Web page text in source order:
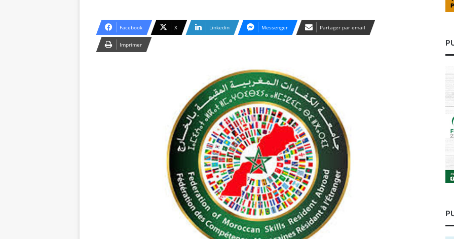
Facebook X Linkedin Messenger Partager par email
Imprimer